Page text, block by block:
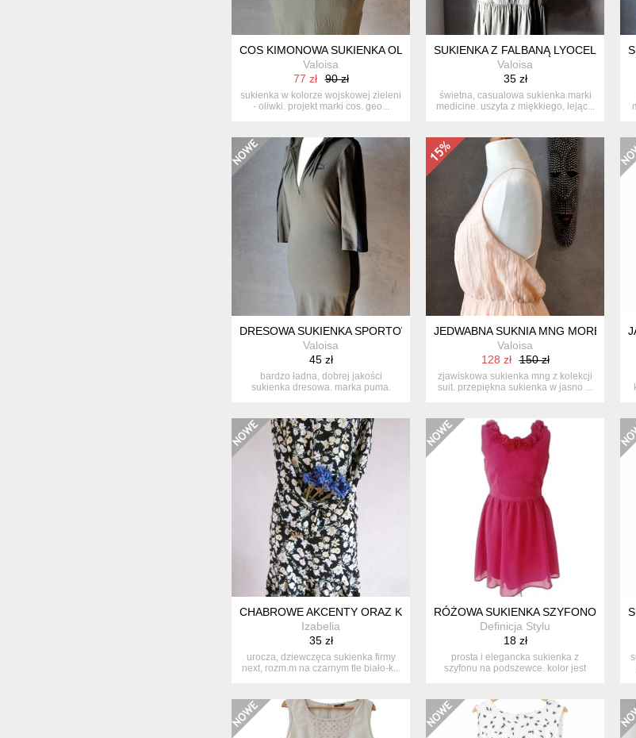
COS KIMONOWA SUKIENKA OLIWKA S
Valoisa
77 zł
90 zł
sukienka w kolorze wojskowej zieleni
- oliwki. projekt marki cos. geo...
SUKIENKA Z FALBANĄ LYOCELL
Valoisa
35 zł
świetna, casualowa sukienka marki
medicine. uszyta z miękkiego, lejąc...
DRESOWA SUKIENKA SPORTOWA KAPTUR MILITARY GREEN S
Valoisa
45 zł
bardzo ładna, dobrej jakości
sukienka dresowa. marka puma.
JEDWABNA SUKNIA MNG MORELA
Valoisa
128 zł
150 zł
zjawiskowa sukienka mng z kolekcji
suit. przepiękna sukienka w jasno ...
CHABROWE AKCENTY ORAZ KORALE
Izabelia
35 zł
urocza, dziewczęca sukienka firmy
next, rozm.m na czarnym tle biało-k...
RÓŻOWA SUKIENKA SZYFONOWA
Definicja Stylu
18 zł
prosta i elegancka sukienka z
szyfonu na podszewce. kolor jest